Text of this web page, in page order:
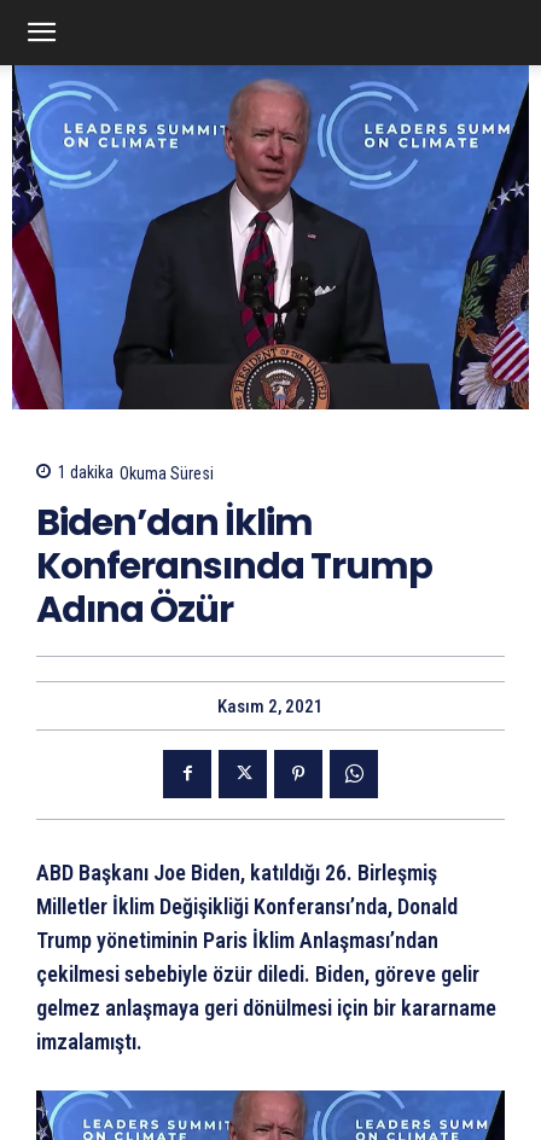
1 dakika Okuma Süresi
Biden’dan İklim
Konferansında Trump
Adına Özür
Kasım 2, 2021
ABD Başkanı Joe Biden, katıldığı 26. Birleşmiş
Milletler İklim Değişikliği Konferansı’nda, Donald
Trump yönetiminin Paris İklim Anlaşması’ndan
çekilmesi sebebiyle özür diledi. Biden, göreve gelir
gelmez anlaşmaya geri dönülmesi için bir kararname
imzalamıştı.